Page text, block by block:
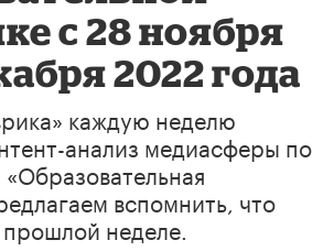
с 28 ноября
2022 года
каждую неделю
анализ медиасферы по
вспомнить, что
неделе.